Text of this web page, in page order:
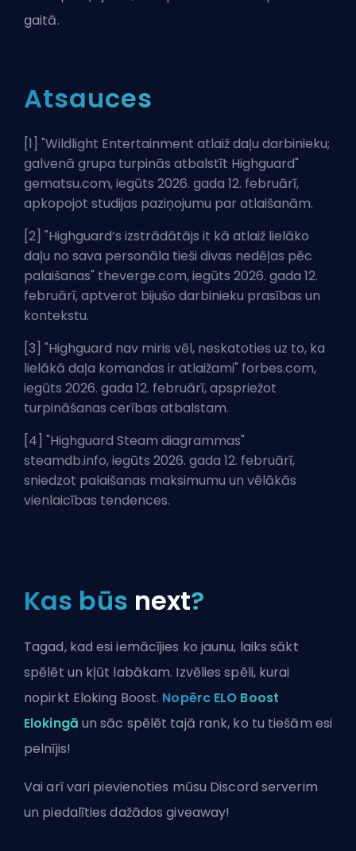
gaitā.
Atsauces
[1] "Wildlight Entertainment atlaiž daļu darbinieku;
galvenā grupa turpinās atbalstīt Highguard"
gematsu.com, iegūts 2026. gada 12. februārī,
apkopojot studijas paziņojumu par atlaišanām.
[2] "Highguard’s izstrādātājs it kā atlaiž lielāko
daļu no sava personāla tieši divas nedēļas pēc
palaišanas" theverge.com, iegūts 2026. gada 12.
februārī, aptverot bijušo darbinieku prasības un
kontekstu.
[3] "Highguard nav miris vēl, neskatoties uz to, ka
lielākā daļa komandas ir atlaižami" forbes.com,
iegūts 2026. gada 12. februārī, apspriežot
turpināšanas cerības atbalstam.
[4] "Highguard Steam diagrammas"
steamdb.info, iegūts 2026. gada 12. februārī,
sniedzot palaišanas maksimumu un vēlākās
vienlaicības tendences.
Kas būs next?
Tagad, kad esi iemācījies ko jaunu, laiks sākt
spēlēt un kļūt labākam. Izvēlies spēli, kurai
nopirkt Eloking Boost. Nopērc ELO Boost
Elokingā un sāc spēlēt tajā rank, ko tu tiešām esi
pelnījis!
Vai arī vari pievienoties mūsu Discord serverim
un piedalīties dažādos giveaway!